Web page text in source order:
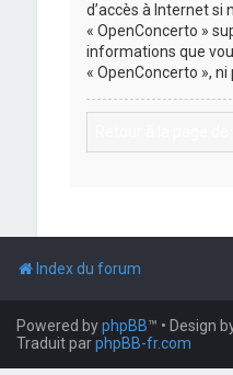
d’accès à Internet
« OpenConcerto »
informations que
« OpenConcerto »,
Index du forum
Powered byphpBB™ • Design
Traduit parphpBB-fr.com